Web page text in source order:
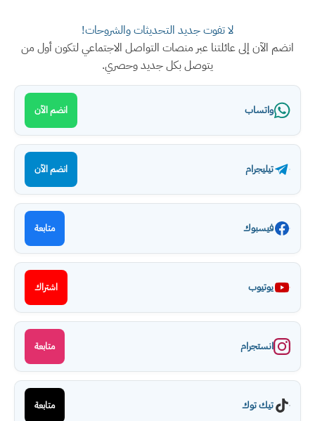
لا تفوت جديد التحديثات والشروحات!
انضم الآن إلى عائلتنا عبر منصات التواصل الاجتماعي لتكون أول من
يتوصل بكل جديد وحصري.
واتساب انضم الآن
تيليجرام انضم الآن
فيسبوك متابعة
يوتيوب اشتراك
انستجرام متابعة
تيك توك متابعة